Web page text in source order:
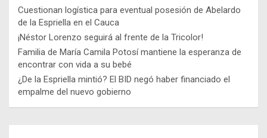
Cuestionan logística para eventual posesión de Abelardo
de la Espriella en el Cauca
¡Néstor Lorenzo seguirá al frente de la Tricolor!
Familia de María Camila Potosí mantiene la esperanza de
encontrar con vida a su bebé
¿De la Espriella mintió? El BID negó haber financiado el
empalme del nuevo gobierno